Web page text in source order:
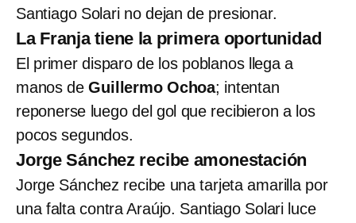
Santiago Solari no dejan de presionar.
La Franja tiene la primera oportunidad
El primer disparo de los poblanos llega a
manos deGuillermo Ochoa; intentan
reponerse luego del gol que recibieron a los
pocos segundos.
Jorge Sánchez recibe amonestación
Jorge Sánchez recibe una tarjeta amarilla por
una falta contra Araújo. Santiago Solari luce